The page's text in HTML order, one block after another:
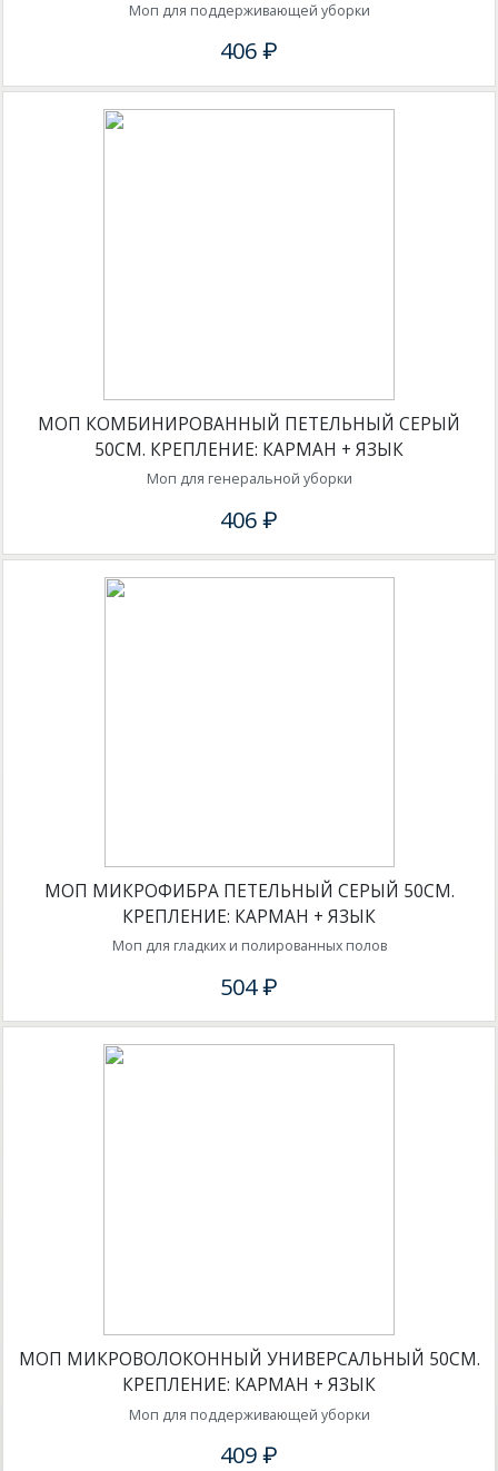
Моп для поддерживающей уборки
406 ₽
МОП КОМБИНИРОВАННЫЙ ПЕТЕЛЬНЫЙ СЕРЫЙ
50СМ. КРЕПЛЕНИЕ: КАРМАН + ЯЗЫК
Моп для генеральной уборки
406 ₽
МОП МИКРОФИБРА ПЕТЕЛЬНЫЙ СЕРЫЙ 50СМ.
КРЕПЛЕНИЕ: КАРМАН + ЯЗЫК
Моп для гладких и полированных полов
504 ₽
МОП МИКРОВОЛОКОННЫЙ УНИВЕРСАЛЬНЫЙ 50СМ.
КРЕПЛЕНИЕ: КАРМАН + ЯЗЫК
Моп для поддерживающей уборки
409 ₽